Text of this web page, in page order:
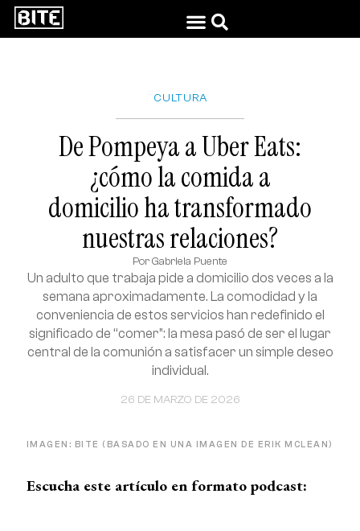
CULTURA
De Pompeya a Uber Eats:
¿cómo la comida a
domicilio ha transformado
nuestras relaciones?
Por Gabriela Puente
26 DE MARZO DE 2026
Un adulto que trabaja pide a domicilio dos veces a la
semana aproximadamente. La comodidad y la
conveniencia de estos servicios han redefinido el
significado de “comer”: la mesa pasó de ser el lugar
central de la comunión a satisfacer un simple deseo
individual.
IMAGEN: BITE (BASADO EN UNA IMAGEN DE ERIK MCLEAN)
Escucha este artículo en formato podcast: